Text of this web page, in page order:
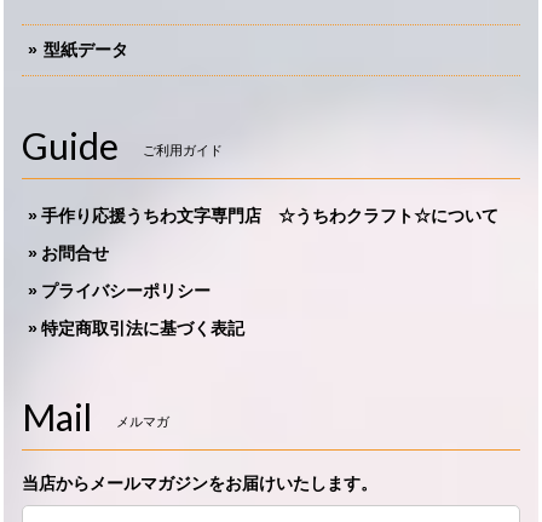
型紙データ
Guide ご利用ガイド
手作り応援うちわ文字専門店 ☆うちわクラフト☆について
お問合せ
プライバシーポリシー
特定商取引法に基づく表記
Mail メルマガ
当店からメールマガジンをお届けいたします。